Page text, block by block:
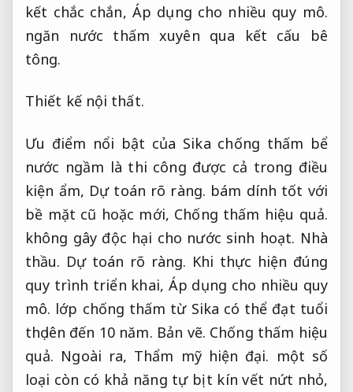
kết chắc chắn, Áp dụng cho nhiều quy mô.
ngăn nước thấm xuyên qua kết cấu bê
tông.
Thiết kế nội thất.
Ưu điểm nổi bật của Sika chống thấm bể
nước ngầm là thi công được cả trong điều
kiện ẩm, Dự toán rõ ràng. bám dính tốt với
bề mặt cũ hoặc mới, Chống thấm hiệu quả.
không gây độc hại cho nước sinh hoạt. Nhà
thầu. Dự toán rõ ràng. Khi thực hiện đúng
quy trình triển khai, Áp dụng cho nhiều quy
mô. lớp chống thấm từ Sika có thể đạt tuổi
thọ lên đến 10 năm. Bản vẽ. Chống thấm hiệu
quả. Ngoài ra, Thẩm mỹ hiện đại. một số
loại còn có khả năng tự bịt kín vết nứt nhỏ,